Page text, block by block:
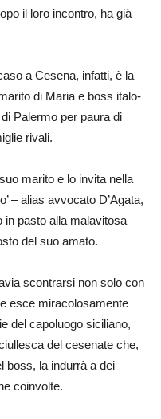
il loro incontro, ha già
a Cesena, infatti, è la
di Maria e boss italo-
Palermo per paura di
rivali.
marito e lo invita nella
– alias avvocato D’Agata,
in pasto alla malavitosa
del suo amato.
scontrarsi non solo con
esce miracolosamente
del capoluogo siciliano,
del cesenate che,
boss, la indurrà a dei
coinvolte.